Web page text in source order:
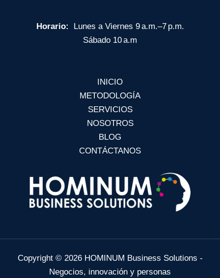
Horario: Lunes a Viernes 9 a.m.–7 p.m.
Sábado 10 a.m
INICIO
METODOLOGÍA
SERVICIOS
NOSOTROS
BLOG
CONTÁCTANOS
Copyright © 2026 HOMINUM Business Solutions -
Negocios, innovación y personas